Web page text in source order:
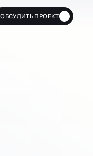
ОБСУДИТЬ ПРОЕКТ